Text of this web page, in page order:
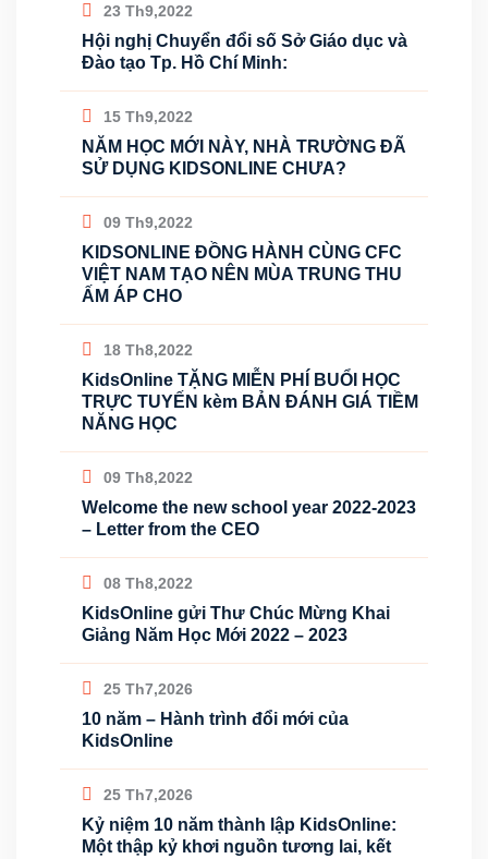
23 Th9,2022
Hội nghị Chuyển đổi số Sở Giáo dục và
Đào tạo Tp. Hồ Chí Minh:
15 Th9,2022
NĂM HỌC MỚI NÀY, NHÀ TRƯỜNG ĐÃ
SỬ DỤNG KIDSONLINE CHƯA?
09 Th9,2022
KIDSONLINE ĐỒNG HÀNH CÙNG CFC
VIỆT NAM TẠO NÊN MÙA TRUNG THU
ẤM ÁP CHO
18 Th8,2022
KidsOnline TẶNG MIỄN PHÍ BUỔI HỌC
TRỰC TUYẾN kèm BẢN ĐÁNH GIÁ TIỀM
NĂNG HỌC
09 Th8,2022
Welcome the new school year 2022-2023
– Letter from the CEO
08 Th8,2022
KidsOnline gửi Thư Chúc Mừng Khai
Giảng Năm Học Mới 2022 – 2023
25 Th7,2026
10 năm – Hành trình đổi mới của
KidsOnline
25 Th7,2026
Kỷ niệm 10 năm thành lập KidsOnline:
Một thập kỷ khơi nguồn tương lai, kết